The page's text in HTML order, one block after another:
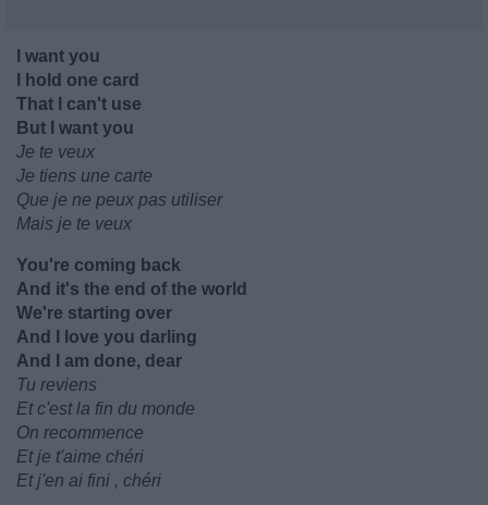
I want you
I hold one card
That I can't use
But I want you
Je te veux
Je tiens une carte
Que je ne peux pas utiliser
Mais je te veux
You're coming back
And it's the end of the world
We're starting over
And I love you darling
And I am done, dear
Tu reviens
Et c'est la fin du monde
On recommence
Et je t'aime chéri
Et j'en ai fini , chéri